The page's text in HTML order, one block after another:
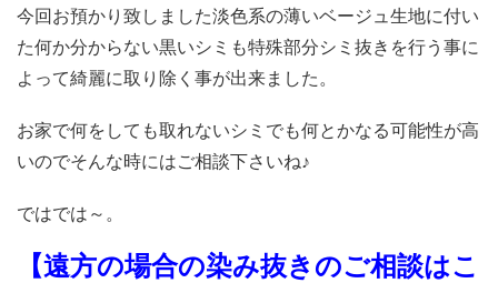
今回お預かり致しました淡色系の薄いベージュ生地に付い
た何か分からない黒いシミも特殊部分シミ抜きを行う事に
よって綺麗に取り除く事が出来ました。
お家で何をしても取れないシミでも何とかなる可能性が高
いのでそんな時にはご相談下さいね♪
ではでは～。
【遠方の場合の染み抜きのご相談はこ